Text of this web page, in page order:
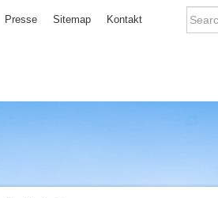
Presse Sitemap Kontakt